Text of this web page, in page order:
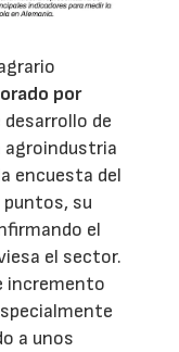
por
desarrollo de
agroindustria
encuesta del
su
el
el sector.
incremento
a unos